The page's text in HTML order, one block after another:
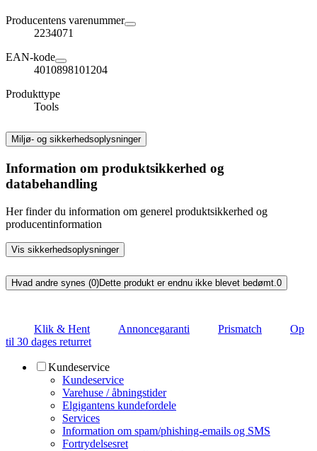
Producentens varenummer
2234071
EAN-kode
4010898101204
Produkttype
Tools
Miljø- og sikkerhedsoplysninger
Information om produktsikkerhed og
databehandling
Her finder du information om generel produktsikkerhed og
producentinformation
Vis sikkerhedsoplysninger
Hvad andre synes (0)Dette produkt er endnu ikke blevet bedømt. 0
Klik & Hent Annoncegaranti Prismatch
Op
til 30 dages returret
Kundeservice
Kundeservice
Varehuse / åbningstider
Elgigantens kundefordele
Services
Information om spam/phishing-emails og SMS
Fortrydelsesret